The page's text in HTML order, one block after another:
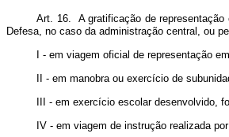
Art. 16. A gratificação de
Defesa, no caso da administração central, ou
I - em viagem oficial de representação
II - em manobra ou exercício de
III - em exercício escolar desenvolvido,
IV - em viagem de instrução realizada